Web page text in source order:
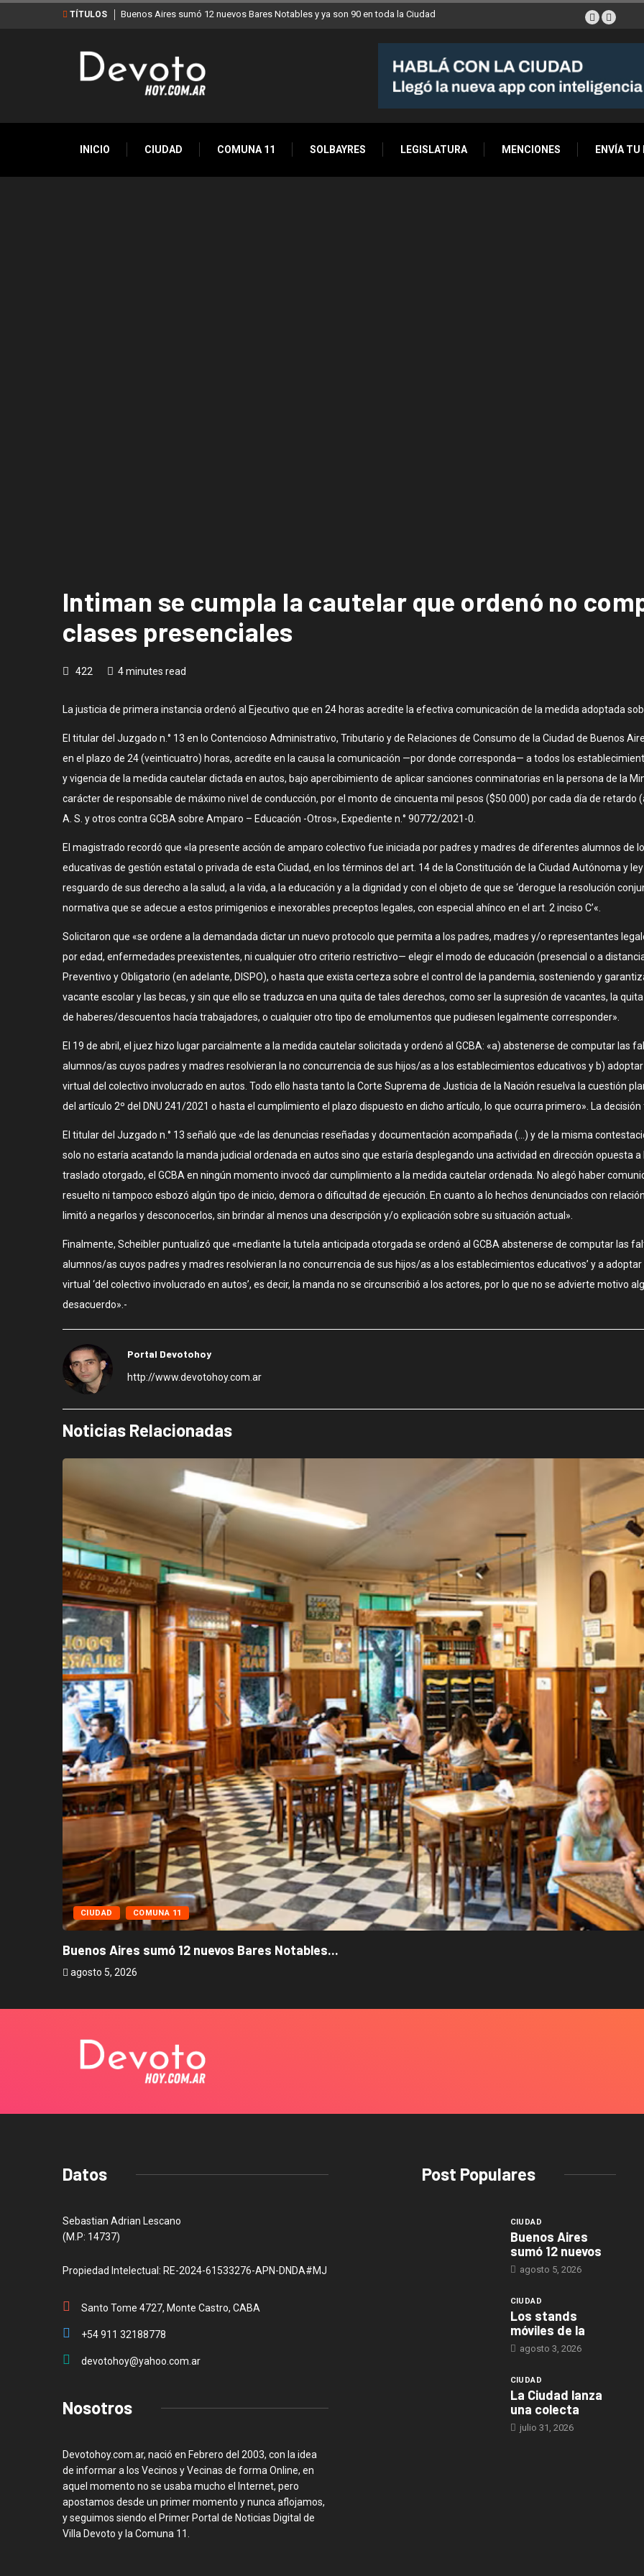
TÍTULOS Buenos Aires sumó 12 nuevos Bares Notables y ya son 90 en toda la Ciudad
INICIO CIUDAD COMUNA 11 SOLBAYRES LEGISLATURA MENCIONES ENVÍA TU
Intiman se cumpla la cautelar que ordenó no
clases presenciales
422 4 minutes read
La justicia de primera instancia ordenó al Ejecutivo que en 24 horas acredite la efectiva comunicación de la medida adoptada
El titular del Juzgado n.° 13 en lo Contencioso Administrativo, Tributario y de Relaciones de Consumo de la Ciudad de Buenos
en el plazo de 24 (veinticuatro) horas, acredite en la causa la comunicación —por donde corresponda— a todos los
y vigencia de la medida cautelar dictada en autos, bajo apercibimiento de aplicar sanciones conminatorias en la persona de la
carácter de responsable de máximo nivel de conducción, por el monto de cincuenta mil pesos ($50.000) por cada día de retardo
A. S. y otros contra GCBA sobre Amparo – Educación -Otros», Expediente n.° 90772/2021-0.
El magistrado recordó que «la presente acción de amparo colectivo fue iniciada por padres y madres de diferentes alumnos de
educativas de gestión estatal o privada de esta Ciudad, en los términos del art. 14 de la Constitución de la Ciudad Autónoma y
resguardo de sus derecho a la salud, a la vida, a la educación y a la dignidad y con el objeto de que se ‘derogue la resolución
normativa que se adecue a estos primigenios e inexorables preceptos legales, con especial ahínco en el art. 2 inciso C’«.
Solicitaron que «se ordene a la demandada dictar un nuevo protocolo que permita a los padres, madres y/o representantes
por edad, enfermedades preexistentes, ni cualquier otro criterio restrictivo— elegir el modo de educación (presencial o a
Preventivo y Obligatorio (en adelante, DISPO), o hasta que exista certeza sobre el control de la pandemia, sosteniendo y
vacante escolar y las becas, y sin que ello se traduzca en una quita de tales derechos, como ser la supresión de vacantes, la
de haberes/descuentos hacía trabajadores, o cualquier otro tipo de emolumentos que pudiesen legalmente corresponder».
El 19 de abril, el juez hizo lugar parcialmente a la medida cautelar solicitada y ordenó al GCBA: «a) abstenerse de computar las
alumnos/as cuyos padres y madres resolvieran la no concurrencia de sus hijos/as a los establecimientos educativos y b)
virtual del colectivo involucrado en autos. Todo ello hasta tanto la Corte Suprema de Justicia de la Nación resuelva la cuestión
del artículo 2º del DNU 241/2021 o hasta el cumplimiento el plazo dispuesto en dicho artículo, lo que ocurra primero». La
El titular del Juzgado n.° 13 señaló que «de las denuncias reseñadas y documentación acompañada (…) y de la misma
solo no estaría acatando la manda judicial ordenada en autos sino que estaría desplegando una actividad en dirección opuesta
traslado otorgado, el GCBA en ningún momento invocó dar cumplimiento a la medida cautelar ordenada. No alegó haber
resuelto ni tampoco esbozó algún tipo de inicio, demora o dificultad de ejecución. En cuanto a lo hechos denunciados con
limitó a negarlos y desconocerlos, sin brindar al menos una descripción y/o explicación sobre su situación actual».
Finalmente, Scheibler puntualizó que «mediante la tutela anticipada otorgada se ordenó al GCBA abstenerse de computar las
alumnos/as cuyos padres y madres resolvieran la no concurrencia de sus hijos/as a los establecimientos educativos’ y a
virtual ‘del colectivo involucrado en autos’, es decir, la manda no se circunscribió a los actores, por lo que no se advierte motivo
desacuerdo».-
Portal Devotohoy
http://www.devotohoy.com.ar
Noticias Relacionadas
CIUDAD COMUNA 11
Buenos Aires sumó 12 nuevos Bares Notables...
agosto 5, 2026
Datos
Sebastian Adrian Lescano
(M.P: 14737)
Propiedad Intelectual: RE-2024-61533276-APN-DNDA#MJ
Santo Tome 4727, Monte Castro, CABA
+54 911 32188778
devotohoy@yahoo.com.ar
Nosotros
Devotohoy.com.ar, nació en Febrero del 2003, con la idea
de informar a los Vecinos y Vecinas de forma Online, en
aquel momento no se usaba mucho el Internet, pero
apostamos desde un primer momento y nunca aflojamos,
y seguimos siendo el Primer Portal de Noticias Digital de
Villa Devoto y la Comuna 11.
Post Populares
CIUDAD
Buenos Aires
sumó 12 nuevos
agosto 5, 2026
CIUDAD
Los stands
móviles de la
agosto 3, 2026
CIUDAD
La Ciudad lanza
una colecta
julio 31, 2026